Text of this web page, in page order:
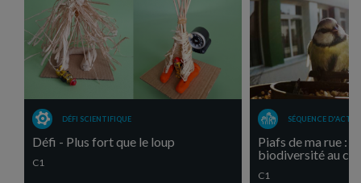
DÉFI SCIENTIFIQUE
Défi - Plus fort que le loup
C1
SÉQUENCE
Piafs de ma rue :
biodiversité au
C1